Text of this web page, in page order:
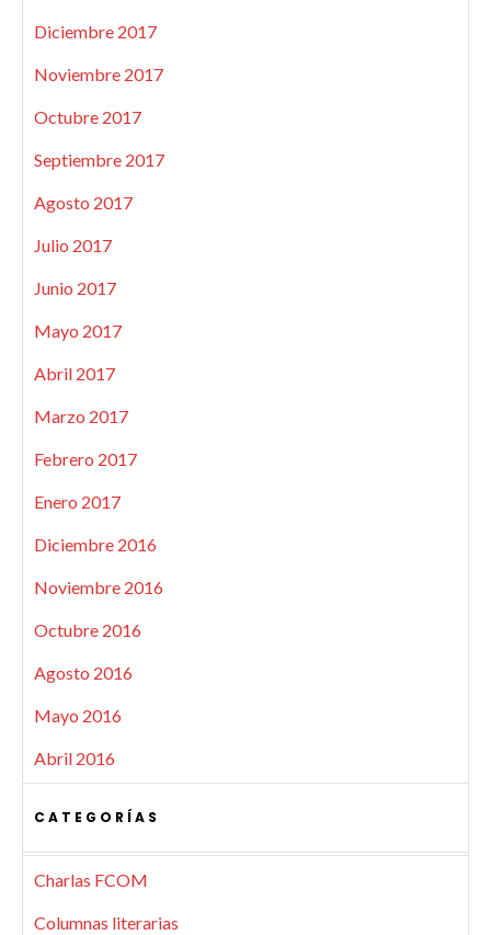
Diciembre 2017
Noviembre 2017
Octubre 2017
Septiembre 2017
Agosto 2017
Julio 2017
Junio 2017
Mayo 2017
Abril 2017
Marzo 2017
Febrero 2017
Enero 2017
Diciembre 2016
Noviembre 2016
Octubre 2016
Agosto 2016
Mayo 2016
Abril 2016
CATEGORÍAS
Charlas FCOM
Columnas literarias